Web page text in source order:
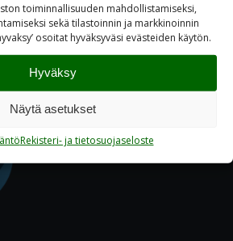
toiminnallisuuden mahdollistamiseksi,
sekä tilastoinnin ja markkinoinnin
osoitat hyväksyväsi evästeiden käytön.
Hyväksy
Näytä asetukset
Rekisteri- ja tietosuojaseloste